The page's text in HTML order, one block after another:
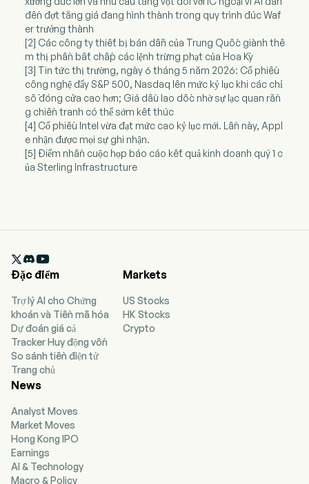
đến đợt tăng giá đang hình thành trong quy trình đúc Waf
er trưởng thành
[2] Các công ty thiết bị bán dẫn của Trung Quốc giành thê
m thị phần bất chấp các lệnh trừng phạt của Hoa Kỳ
[3] Tin tức thị trường, ngày 6 tháng 5 năm 2026: Cổ phiếu
công nghệ đẩy S&P 500, Nasdaq lên mức kỷ lục khi các chỉ
số đóng cửa cao hơn; Giá dầu lao dốc nhờ sự lạc quan rằn
g chiến tranh có thể sớm kết thúc
[4] Cổ phiếu Intel vừa đạt mức cao kỷ lục mới. Lần này, Appl
e nhận được mọi sự ghi nhận.
[5] Điểm nhấn cuộc họp báo cáo kết quả kinh doanh quý 1 c
ủa Sterling Infrastructure

Đặc điểm
Trợ lý AI cho Chứng
khoán và Tiền mã hóa
Dự đoán giá cả
Tracker Huy động vốn
So sánh tiền điện tử
Trang chủ
Markets
US Stocks
HK Stocks
Crypto
News
Analyst Moves
Market Moves
Hong Kong IPO
Earnings
AI & Technology
Macro & Policy